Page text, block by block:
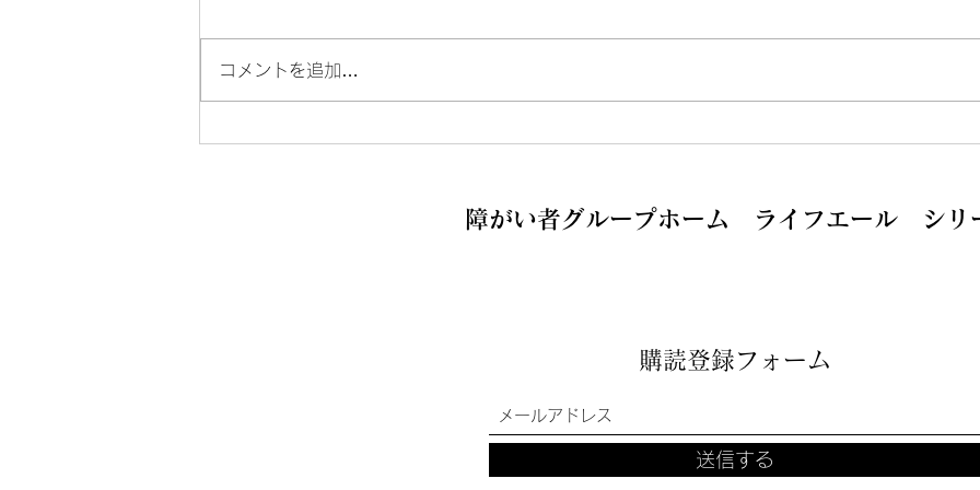
男性棟へのお問い合わせにつ
GEN気宝塚に変わりまし
新た
コメントを追加…
障がい者グループホーム ライフエール シリ
購読登録フォーム
送信する